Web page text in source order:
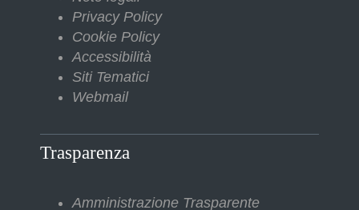
Privacy Policy
Cookie Policy
Accessibilità
Siti Tematici
Webmail
Trasparenza
Amministrazione Trasparente